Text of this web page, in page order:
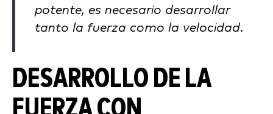
potente, es necesario desarrollar
tanto la fuerza como la velocidad.
DESARROLLO DE LA